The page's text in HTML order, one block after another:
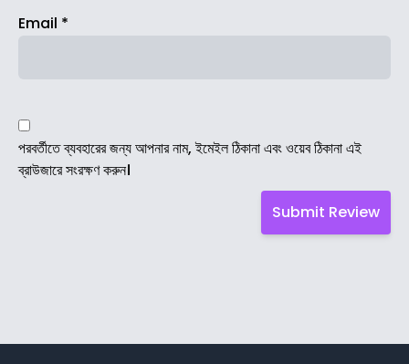
Email *
পরবর্তীতে ব্যবহারের জন্য আপনার নাম, ইমেইল ঠিকানা এবং ওয়েব ঠিকানা এই
ব্রাউজারে সংরক্ষণ করুন।